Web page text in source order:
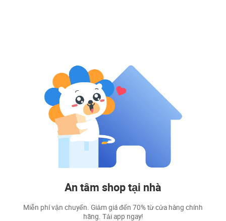
An tâm shop tại nhà
Miễn phí vận chuyển. Giảm giá đến 70% từ cửa hàng chính
hãng. Tải app ngay!